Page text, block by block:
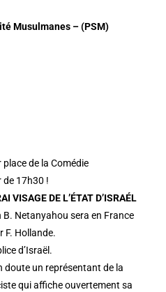
Musulmanes – (PSM)
de la Comédie
de 17h30 !
VISAGE DE L’ÉTAT D’ISRAÉL
Netanyahou sera en France
F. Hollande.
d’Israël.
doute un représentant de la
qui affiche ouvertement sa